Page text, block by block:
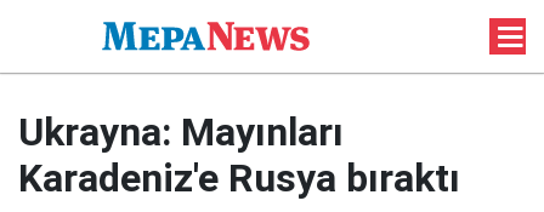
Ukrayna: Mayınları
Karadeniz'e Rusya bıraktı